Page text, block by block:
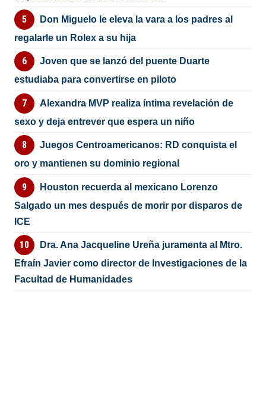
Don Miguelo le eleva la vara a los padres al
regalarle un Rolex a su hija
Joven que se lanzó del puente Duarte
estudiaba para convertirse en piloto
Alexandra MVP realiza íntima revelación de
sexo y deja entrever que espera un niño
Juegos Centroamericanos: RD conquista el
oro y mantienen su dominio regional
Houston recuerda al mexicano Lorenzo
Salgado un mes después de morir por disparos de
ICE
Dra. Ana Jacqueline Ureña juramenta al Mtro.
Efraín Javier como director de Investigaciones de la
Facultad de Humanidades